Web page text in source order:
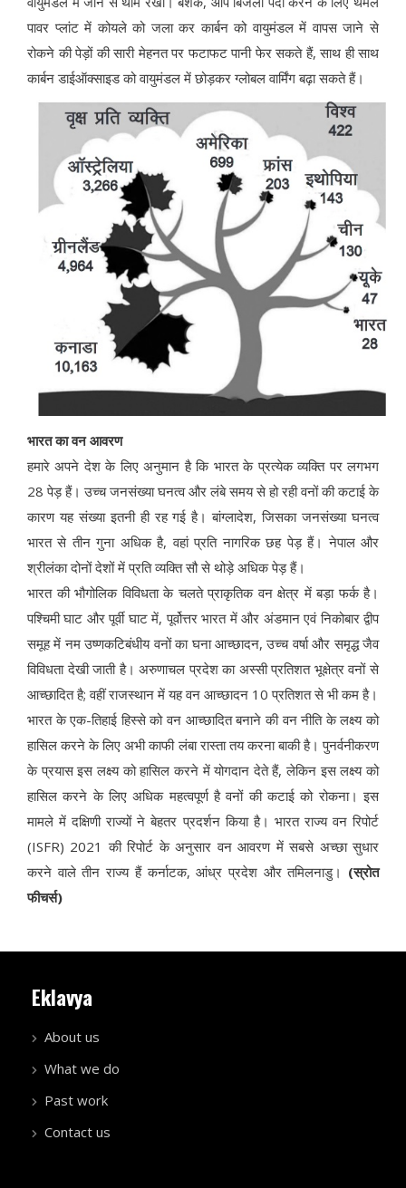
पावर प्लांट में कोयले को जला कर कार्बन को वायुमंडल में वापस जाने से
रोकने की पेड़ों की सारी मेहनत पर फटाफट पानी फेर सकते हैं, साथ ही साथ
कार्बन डाईऑक्साइड को वायुमंडल में छोड़कर ग्लोबल वार्मिंग बढ़ा सकते हैं।
भारत का वन आवरण
हमारे अपने देश के लिए अनुमान है कि भारत के प्रत्येक व्यक्ति पर लगभग
28 पेड़ हैं। उच्च जनसंख्या घनत्व और लंबे समय से हो रही वनों की कटाई के
कारण यह संख्या इतनी ही रह गई है। बांग्लादेश, जिसका जनसंख्या घनत्व
भारत से तीन गुना अधिक है, वहां प्रति नागरिक छह पेड़ हैं। नेपाल और
श्रीलंका दोनों देशों में प्रति व्यक्ति सौ से थोड़े अधिक पेड़ हैं।
भारत की भौगोलिक विविधता के चलते प्राकृतिक वन क्षेत्र में बड़ा फर्क है।
पश्चिमी घाट और पूर्वी घाट में, पूर्वोत्तर भारत में और अंडमान एवं निकोबार द्वीप
समूह में नम उष्णकटिबंधीय वनों का घना आच्छादन, उच्च वर्षा और समृद्ध जैव
विविधता देखी जाती है। अरुणाचल प्रदेश का अस्सी प्रतिशत भूक्षेत्र वनों से
आच्छादित है; वहीं राजस्थान में यह वन आच्छादन 10 प्रतिशत से भी कम है।
भारत के एक-तिहाई हिस्से को वन आच्छादित बनाने की वन नीति के लक्ष्य को
हासिल करने के लिए अभी काफी लंबा रास्ता तय करना बाकी है। पुनर्वनीकरण
के प्रयास इस लक्ष्य को हासिल करने में योगदान देते हैं, लेकिन इस लक्ष्य को
हासिल करने के लिए अधिक महत्वपूर्ण है वनों की कटाई को रोकना। इस
मामले में दक्षिणी राज्यों ने बेहतर प्रदर्शन किया है। भारत राज्य वन रिपोर्ट
(ISFR) 2021 की रिपोर्ट के अनुसार वन आवरण में सबसे अच्छा सुधार
करने वाले तीन राज्य हैं कर्नाटक, आंध्र प्रदेश और तमिलनाडु। (स्रोत
फीचर्स)
Eklavya
About us
What we do
Past work
Contact us